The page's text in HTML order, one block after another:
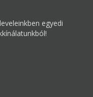
egyedi